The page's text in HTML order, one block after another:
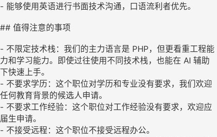
- 能够使用英语进行书面技术沟通，口语流利者优先。
## 值得注意的事项
- 不限定技术栈：我们的主力语言是 PHP，但更看重工程能
力和学习能力。即使过往使用不同技术栈，也能在 AI 辅助
下快速上手。
- 不要求学历：这个职位对学历和专业没有要求，我们欢迎
任何教育背景的候选人申请。
- 不要求工作经验：这个职位对工作经验没有要求，欢迎应
届生申请。
- 不接受远程：这个职位不接受远程办公。